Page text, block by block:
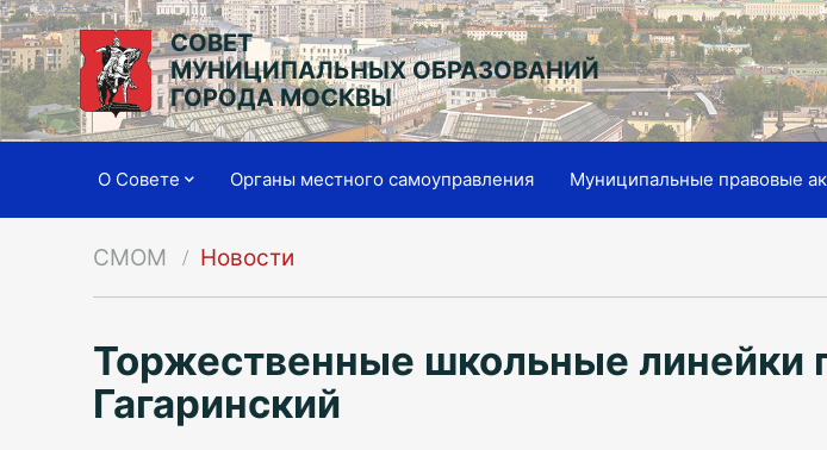
СОВЕТ
МУНИЦИПАЛЬНЫХ ОБРАЗОВАНИЙ
ГОРОДА МОСКВЫ
О Совете Органы местного самоуправления Муниципальные правовые
СМОМ Новости
Торжественные школьные линейки
Гагаринский